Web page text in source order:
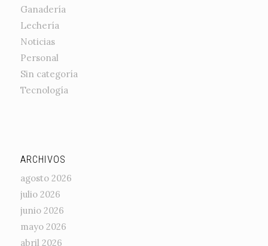
Ganadería
Lechería
Noticias
Personal
Sin categoría
Tecnología
ARCHIVOS
agosto 2026
julio 2026
junio 2026
mayo 2026
abril 2026